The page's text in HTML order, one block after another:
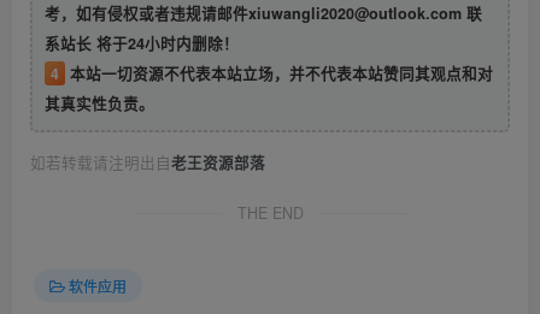
考，如有侵权或者违规请邮件xiuwangli2020@outlook.com 联
系站长 将于24小时内删除！
4 本站一切资源不代表本站立场，并不代表本站赞同其观点和对
其真实性负责。
如若转载请注明出自老王资源部落
THE END
软件应用